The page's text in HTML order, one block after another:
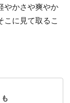
やかさや爽やか
こに見て取るこ